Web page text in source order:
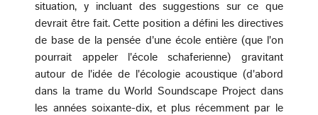
situation, y incluant des suggestions sur ce que
devrait être fait. Cette position a défini les directives
de base de la pensée d'une école entière (que l'on
pourrait appeler l'école schaferienne) gravitant
autour de l'idée de l'écologie acoustique (d'abord
dans la trame du World Soundscape Project dans
les années soixante-dix, et plus récemment par le